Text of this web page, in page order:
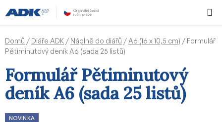
na
obsah
KOŠÍK
Domů / Diáře ADK / Náplně do diářů / A6 (16 x 10,5 cm) / Formulář
Pětiminutový deník A6 (sada 25 listů)
Formulář Pětiminutový
deník A6 (sada 25 listů)
NOVINKA